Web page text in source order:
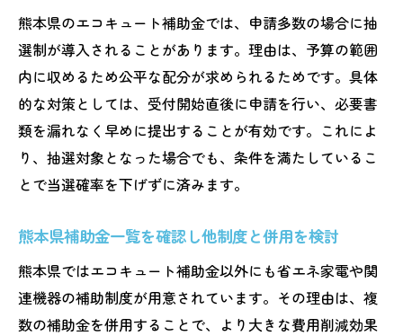
熊本県のエコキュート補助金では、申請多数の場合に抽
選制が導入されることがあります。理由は、予算の範囲
内に収めるため公平な配分が求められるためです。具体
的な対策としては、受付開始直後に申請を行い、必要書
類を漏れなく早めに提出することが有効です。これによ
り、抽選対象となった場合でも、条件を満たしているこ
とで当選確率を下げずに済みます。
熊本県補助金一覧を確認し他制度と併用を検討
熊本県ではエコキュート補助金以外にも省エネ家電や関
連機器の補助制度が用意されています。その理由は、複
数の補助金を併用することで、より大きな費用削減効果